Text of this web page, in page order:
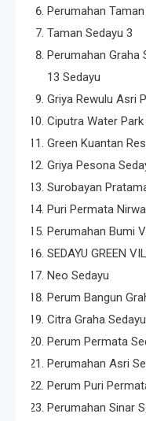
Perumahan
Taman Sedayu 3
Perumahan Graha
13 Sedayu
Griya Rewulu Asri
Ciputra Water
Green Kuantan
Griya Pesona
Surobayan
Puri Permata
Perumahan Bumi
SEDAYU GREEN
Neo Sedayu
Perum Bangun
Citra Graha
Perum Permata
Perumahan Asri
Perum Puri
Perumahan Sinar